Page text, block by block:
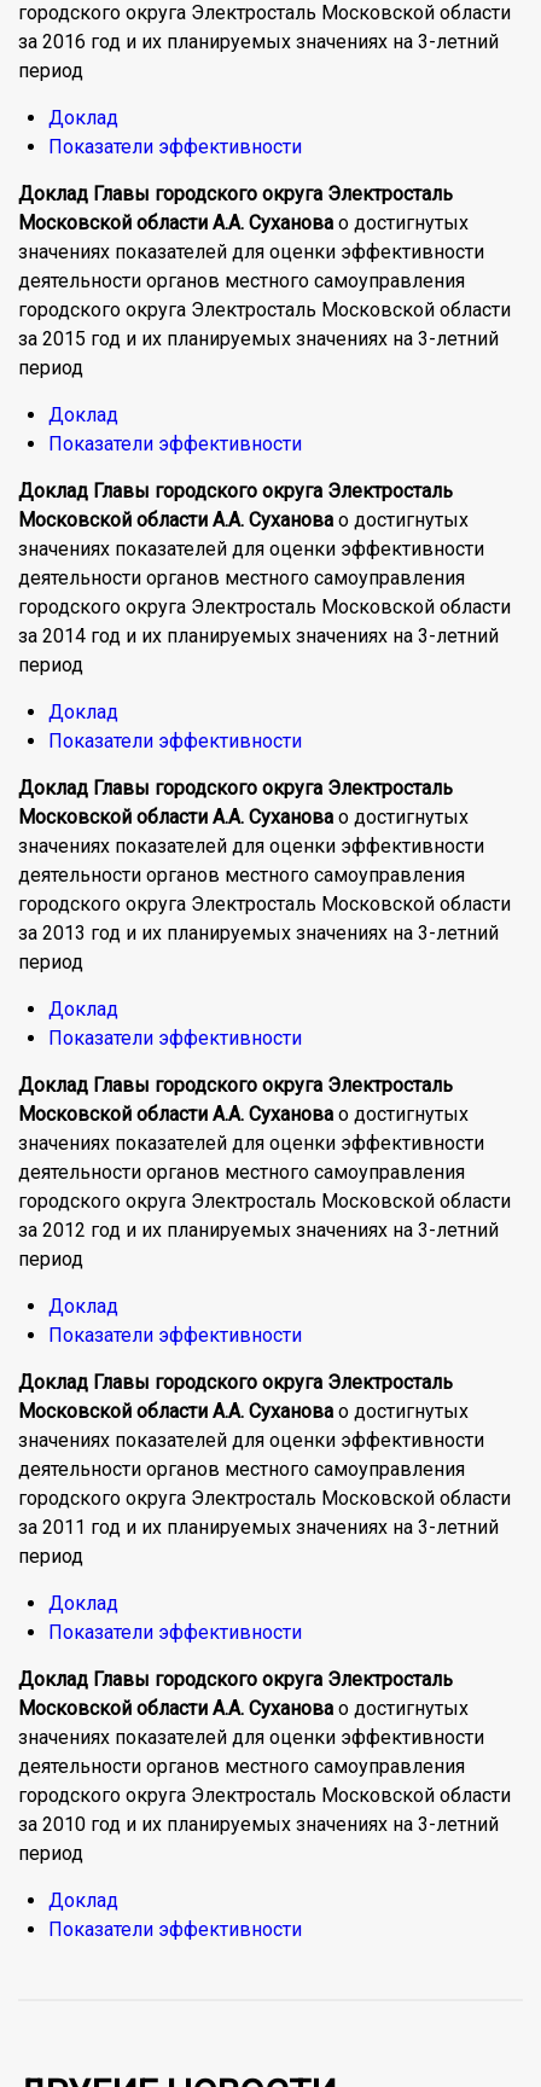
городского округа Электросталь Московской области
за 2016 год и их планируемых значениях на 3-летний
период
Доклад
Показатели эффективности
Доклад Главы городского округа Электросталь
Московской области А.А. Суханова о достигнутых
значениях показателей для оценки эффективности
деятельности органов местного самоуправления
городского округа Электросталь Московской области
за 2015 год и их планируемых значениях на 3-летний
период
Доклад
Показатели эффективности
Доклад Главы городского округа Электросталь
Московской области А.А. Суханова о достигнутых
значениях показателей для оценки эффективности
деятельности органов местного самоуправления
городского округа Электросталь Московской области
за 2014 год и их планируемых значениях на 3-летний
период
Доклад
Показатели эффективности
Доклад Главы городского округа Электросталь
Московской области А.А. Суханова о достигнутых
значениях показателей для оценки эффективности
деятельности органов местного самоуправления
городского округа Электросталь Московской области
за 2013 год и их планируемых значениях на 3-летний
период
Доклад
Показатели эффективности
Доклад Главы городского округа Электросталь
Московской области А.А. Суханова о достигнутых
значениях показателей для оценки эффективности
деятельности органов местного самоуправления
городского округа Электросталь Московской области
за 2012 год и их планируемых значениях на 3-летний
период
Доклад
Показатели эффективности
Доклад Главы городского округа Электросталь
Московской области А.А. Суханова о достигнутых
значениях показателей для оценки эффективности
деятельности органов местного самоуправления
городского округа Электросталь Московской области
за 2011 год и их планируемых значениях на 3-летний
период
Доклад
Показатели эффективности
Доклад Главы городского округа Электросталь
Московской области А.А. Суханова о достигнутых
значениях показателей для оценки эффективности
деятельности органов местного самоуправления
городского округа Электросталь Московской области
за 2010 год и их планируемых значениях на 3-летний
период
Доклад
Показатели эффективности